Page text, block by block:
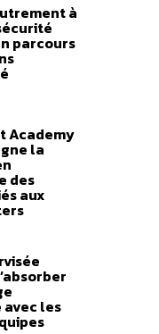
à
parcours
Academy
la
des
aux
avec les